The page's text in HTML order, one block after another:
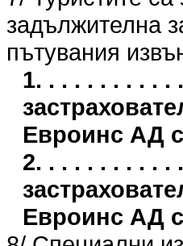
задължителна
пътувания
1. . . . . . . . . . .
Евроинс АД
2. . . . . . . . . . .
Евроинс АД